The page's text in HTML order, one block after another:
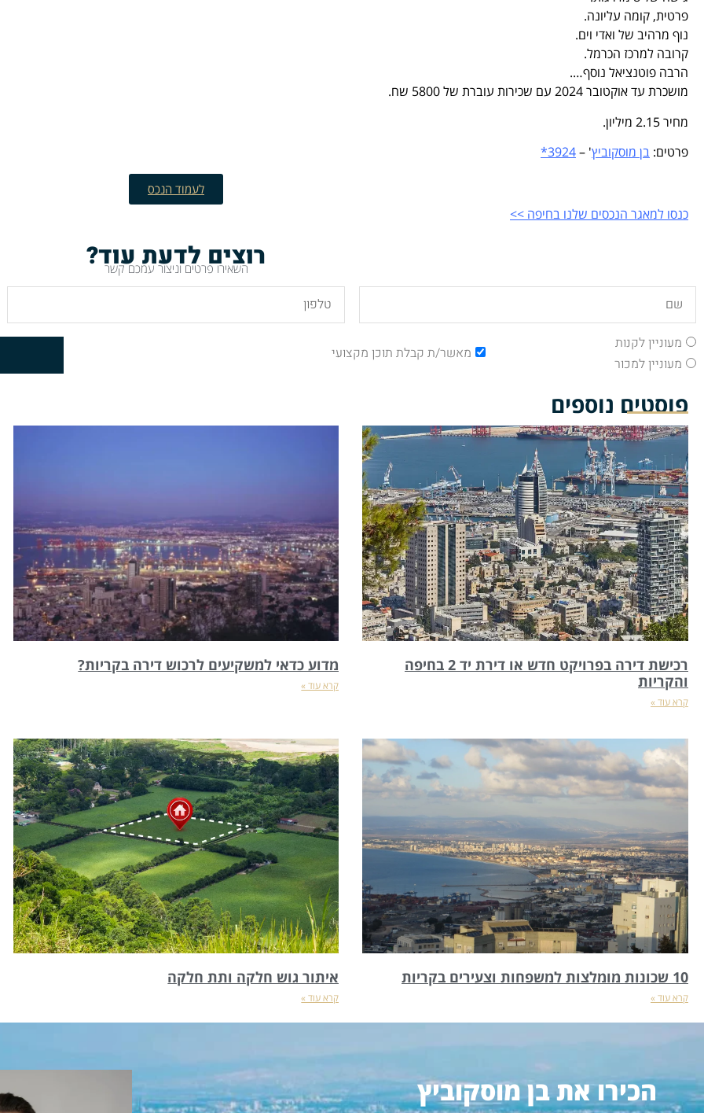
פרטית, קומה עליונה.
נוף מרהיב של ואדי וים.
קרובה למרכז הכרמל.
הרבה פוטנציאל נוסף….
מושכרת עד אוקטובר 2024 עם שכירות עוברת של 5800 שח.
מחיר 2.15 מיליון.
פרטים: בן מוסקוביץ'
–
3924*
לעמוד הנכס
כנסו למאגר הנכסים שלנו בחיפה >>
רוצים לדעת עוד?
השאירו פרטים וניצור עמכם קשר
מעוניין לקנות
מעוניין למכור
מאשר/ת קבלת תוכן מקצועי
פוסטים נוספים
רכישת דירה בפרויקט חדש או דירת יד 2 בחיפה
והקריות
קרא עוד »
מדוע כדאי למשקיעים לרכוש דירה בקריות?
קרא עוד »
10 שכונות מומלצות למשפחות וצעירים בקריות
קרא עוד »
איתור גוש חלקה ותת חלקה
קרא עוד »
הכירו את בן מוסקוביץ